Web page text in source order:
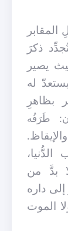
المقابر
ذكرَ
يصير
له
بظاهرِ
طَرَفُه
بدَّ من
داره
الموت